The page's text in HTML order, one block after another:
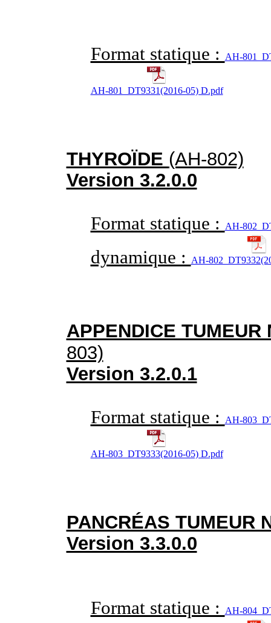
Format statique : AH-
AH-801_DT9331(2016-05) D.pdf
THYROÏDE (AH-802)
Version 3.2.0.0
Format statique : AH-
dynamique : AH-
APPENDICE TUMEUR
803)
Version 3.2.0.1
Format statique : AH-
AH-803_DT9333(2016-05) D.pdf
PANCRÉAS TUMEUR
Version 3.3.0.0
Format statique : AH-